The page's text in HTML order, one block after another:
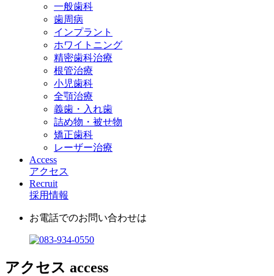
一般歯科
歯周病
インプラント
ホワイトニング
精密歯科治療
根管治療
小児歯科
全顎治療
義歯・入れ歯
詰め物・被せ物
矯正歯科
レーザー治療
Access
アクセス
Recruit
採用情報
お電話でのお問い合わせは
アクセス access